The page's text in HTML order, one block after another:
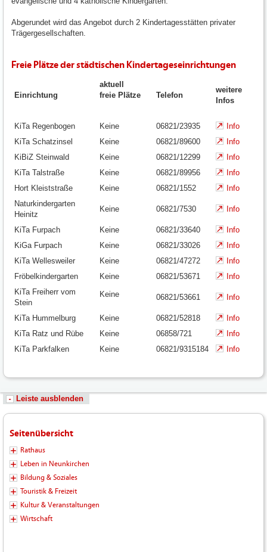
Abgerundet wird das Angebot durch 2 Kindertagesstätten privater
Trägergesellschaften.
Freie Plätze der städtischen Kindertageseinrichtungen
Einrichtung
aktuell
freie Plätze
Telefon
weitere
Infos
KiTa Regenbogen Keine 06821/23935
Info
KiTa Schatzinsel
Keine 06821/89600
Info
KiBiZ Steinwald
Keine 06821/12299
Info
KiTa Talstraße
Keine 06821/89956
Info
Hort Kleiststraße
Keine 06821/1552
Info
Naturkindergarten
Heinitz
Keine 06821/7530 Info
KiTa Furpach Keine 06821/33640
Info
KiGa Furpach
Keine 06821/33026
Info
KiTa Wellesweiler
Keine 06821/47272
Info
Fröbelkindergarten
Keine 06821/53671
Info
KiTa Freiherr vom
Stein
Keine 06821/53661 Info
KiTa Hummelburg Keine 06821/52818
Info
KiTa Ratz und Rübe
Keine 06858/721
Info
KiTa Parkfalken
Keine 06821/9315184 Info
Leiste ausblenden
Seitenübersicht
Rathaus
Leben in Neunkirchen
Bildung & Soziales
Touristik & Freizeit
Kultur & Veranstaltungen
Wirtschaft